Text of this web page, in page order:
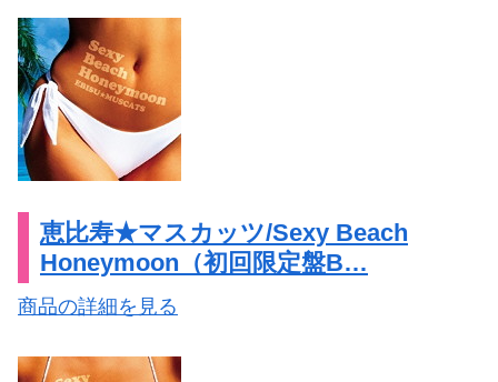
恵比寿★マスカッツ/Sexy Beach
Honeymoon（初回限定盤B…
商品の詳細を見る